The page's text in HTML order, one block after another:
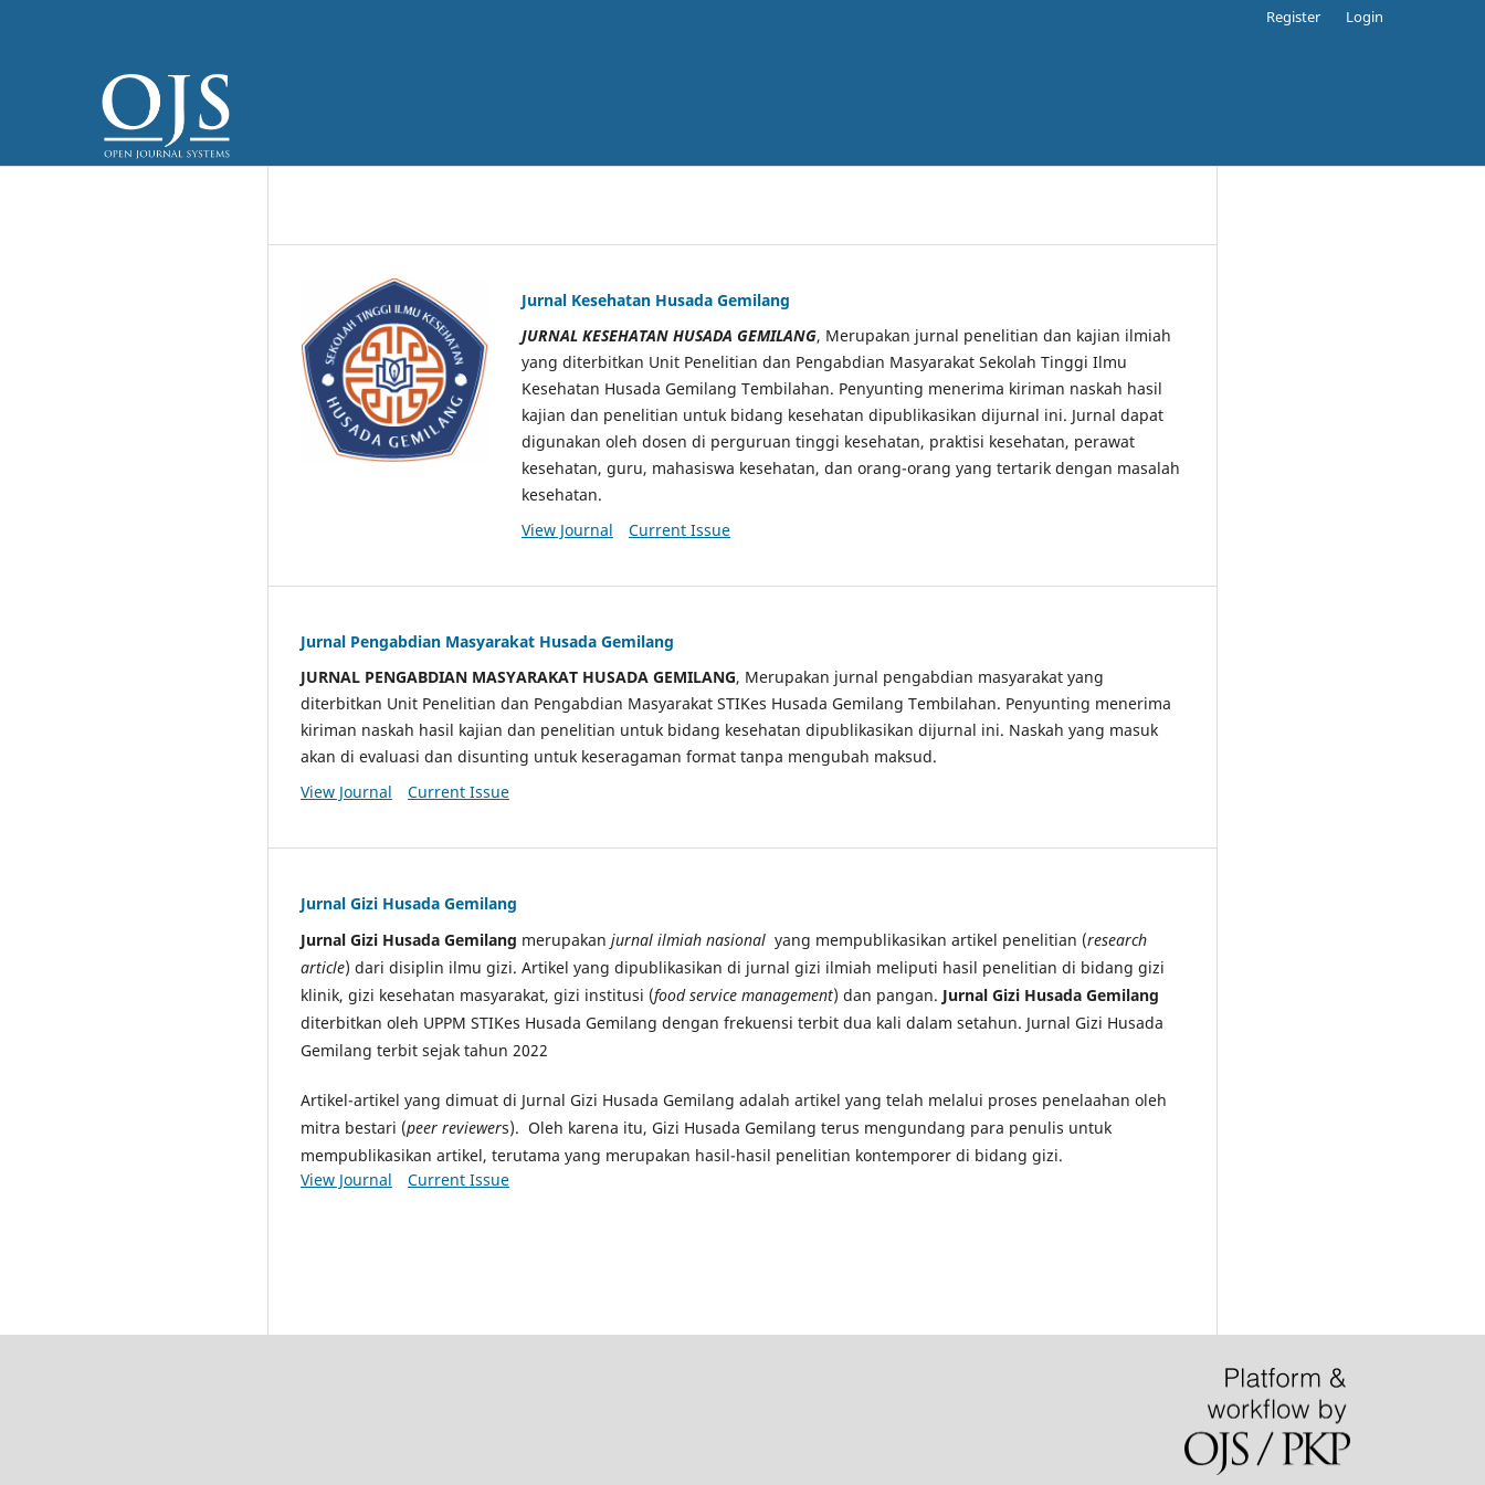
Register Login
Jurnal Kesehatan Husada Gemilang
JURNAL KESEHATAN HUSADA GEMILANG, Merupakan jurnal penelitian dan kajian ilmiah
yang diterbitkan Unit Penelitian dan Pengabdian Masyarakat Sekolah Tinggi Ilmu
Kesehatan Husada Gemilang Tembilahan. Penyunting menerima kiriman naskah hasil
kajian dan penelitian untuk bidang kesehatan dipublikasikan dijurnal ini. Jurnal dapat
digunakan oleh dosen di perguruan tinggi kesehatan, praktisi kesehatan, perawat
kesehatan, guru, mahasiswa kesehatan, dan orang-orang yang tertarik dengan masalah
kesehatan.
View Journal
Current Issue
Jurnal Pengabdian Masyarakat Husada Gemilang
JURNAL PENGABDIAN MASYARAKAT HUSADA GEMILANG, Merupakan jurnal pengabdian masyarakat yang
diterbitkan Unit Penelitian dan Pengabdian Masyarakat STIKes Husada Gemilang Tembilahan. Penyunting menerima
kiriman naskah hasil kajian dan penelitian untuk bidang kesehatan dipublikasikan dijurnal ini. Naskah yang masuk
akan di evaluasi dan disunting untuk keseragaman format tanpa mengubah maksud.
View Journal
Current Issue
Jurnal Gizi Husada Gemilang
Jurnal Gizi Husada Gemilang merupakan jurnal ilmiah nasional yang mempublikasikan artikel penelitian (research
article) dari disiplin ilmu gizi. Artikel yang dipublikasikan di jurnal gizi ilmiah meliputi hasil penelitian di bidang gizi
klinik, gizi kesehatan masyarakat, gizi institusi (food service management) dan pangan. Jurnal Gizi Husada Gemilang
diterbitkan oleh UPPM STIKes Husada Gemilang dengan frekuensi terbit dua kali dalam setahun. Jurnal Gizi Husada
Gemilang terbit sejak tahun 2022
Artikel-artikel yang dimuat di Jurnal Gizi Husada Gemilang adalah artikel yang telah melalui proses penelaahan oleh
mitra bestari (peer reviewers). Oleh karena itu, Gizi Husada Gemilang terus mengundang para penulis untuk
mempublikasikan artikel, terutama yang merupakan hasil-hasil penelitian kontemporer di bidang gizi.
View Journal
Current Issue